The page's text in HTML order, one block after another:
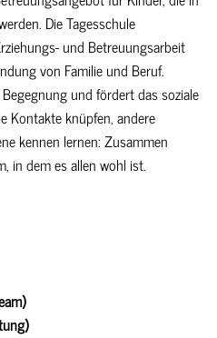
Die Tagesschule
und Betreuungsarbeit
von Familie und Beruf.
und fördert das soziale
Kontakte knüpfen, andere
kennen lernen: Zusammen
in dem es allen wohl ist.